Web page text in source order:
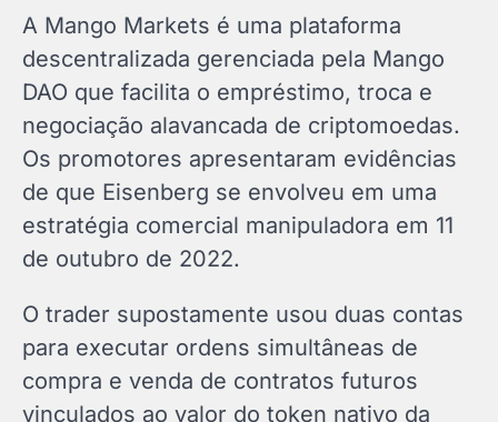
A Mango Markets é uma plataforma
descentralizada gerenciada pela Mango
DAO que facilita o empréstimo, troca e
negociação alavancada de criptomoedas.
Os promotores apresentaram evidências
de que Eisenberg se envolveu em uma
estratégia comercial manipuladora em 11
de outubro de 2022.
O trader supostamente usou duas contas
para executar ordens simultâneas de
compra e venda de contratos futuros
vinculados ao valor do token nativo da